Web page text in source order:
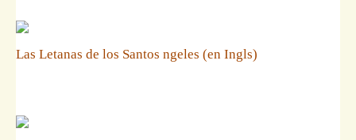
Las Letanas de los Santos ngeles (en Ingls)